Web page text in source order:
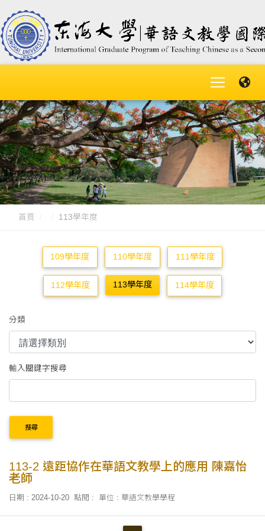
首頁 113學年度
109學年度 110學年度 111學年度
112學年度 113學年度 114學年度
分類
輸入關鍵字搜尋
搜尋
113-2 遠距協作在華語文教學上的應用 陳嘉怡
老師
日期 : 2024-10-20 點閱 : 單位 : 華語文教學學程